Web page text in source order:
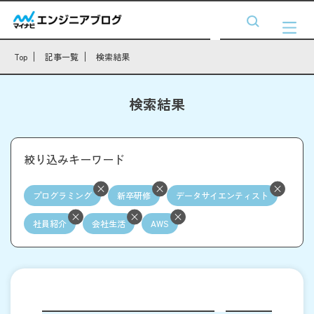
Top 記事一覧 検索結果
検索結果
絞り込みキーワード
プログラミング 新卒研修 データサイエンティスト
社員紹介 会社生活 AWS